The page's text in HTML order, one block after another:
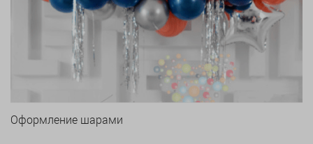
Оформление шарами